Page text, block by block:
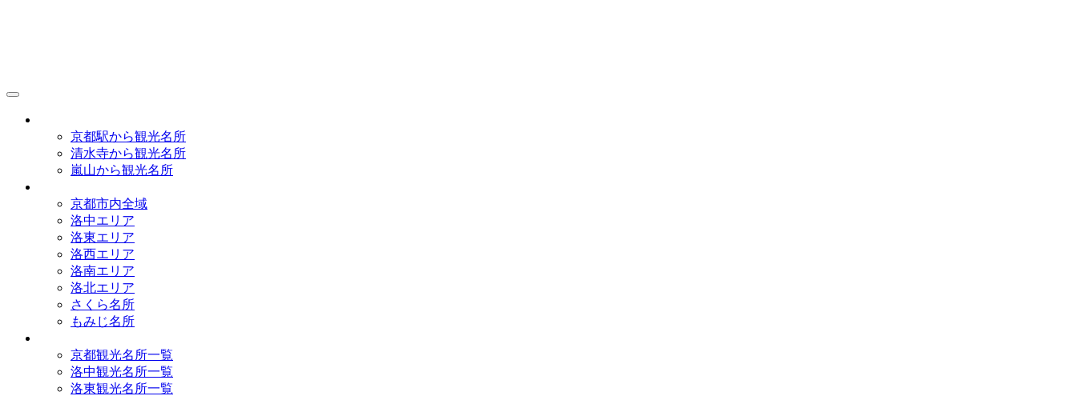
京都駅から観光名所
清水寺から観光名所
嵐山から観光名所
京都市内全域
洛中エリア
洛東エリア
洛西エリア
洛南エリア
洛北エリア
さくら名所
もみじ名所
京都観光名所一覧
洛中観光名所一覧
洛東観光名所一覧